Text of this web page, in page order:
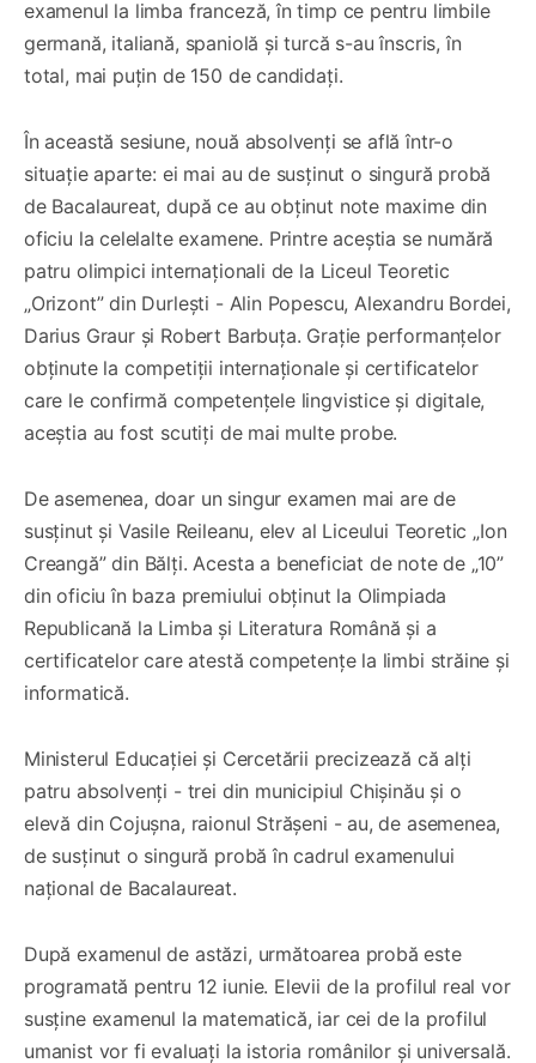
examenul la limba franceză, în timp ce pentru limbile
germană, italiană, spaniolă și turcă s-au înscris, în
total, mai puțin de 150 de candidați.
În această sesiune, nouă absolvenți se află într-o
situație aparte: ei mai au de susținut o singură probă
de Bacalaureat, după ce au obținut note maxime din
oficiu la celelalte examene. Printre aceștia se numără
patru olimpici internaționali de la Liceul Teoretic
„Orizont” din Durlești - Alin Popescu, Alexandru Bordei,
Darius Graur și Robert Barbuța. Grație performanțelor
obținute la competiții internaționale și certificatelor
care le confirmă competențele lingvistice și digitale,
aceștia au fost scutiți de mai multe probe.
De asemenea, doar un singur examen mai are de
susținut și Vasile Reileanu, elev al Liceului Teoretic „Ion
Creangă” din Bălți. Acesta a beneficiat de note de „10”
din oficiu în baza premiului obținut la Olimpiada
Republicană la Limba și Literatura Română și a
certificatelor care atestă competențe la limbi străine și
informatică.
Ministerul Educației și Cercetării precizează că alți
patru absolvenți - trei din municipiul Chișinău și o
elevă din Cojușna, raionul Strășeni - au, de asemenea,
de susținut o singură probă în cadrul examenului
național de Bacalaureat.
După examenul de astăzi, următoarea probă este
programată pentru 12 iunie. Elevii de la profilul real vor
susține examenul la matematică, iar cei de la profilul
umanist vor fi evaluați la istoria românilor și universală.